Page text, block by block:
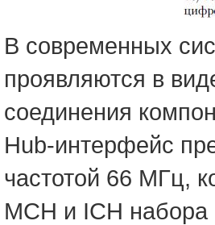
В современных
проявляются в
соединения
Hub-интерфейс
частотой 66 МГц,
MCH и ICH